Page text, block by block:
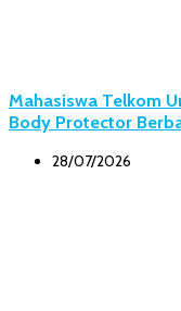
Mahasiswa Telkom
Body Protector
28/07/2026